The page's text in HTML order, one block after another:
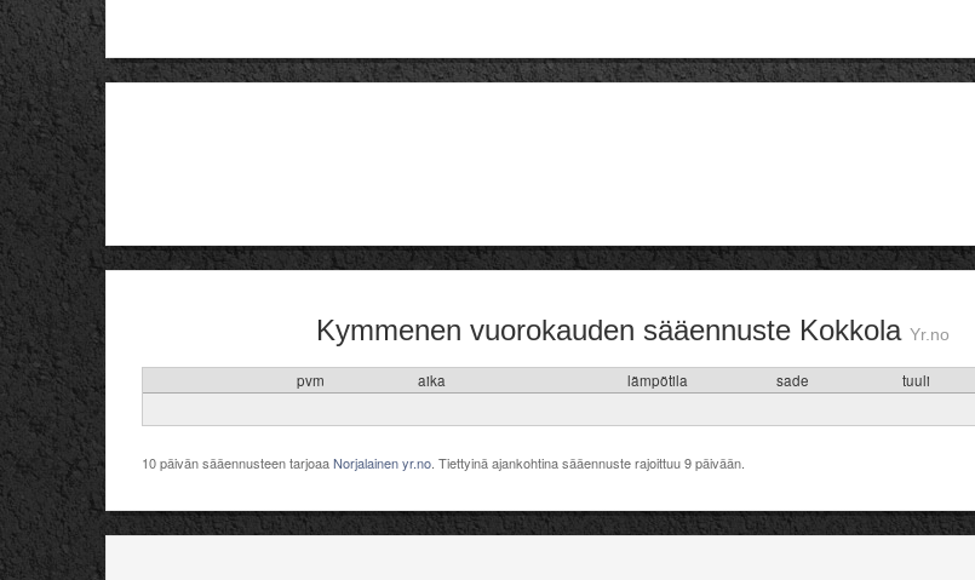
Kymmenen vuorokauden sääennuste Kokkola Yr.no
pvm aika lämpötila sade tuuli
10 päivän sääennusteen tarjoaaNorjalainen yr.no . Tiettyinä ajankohtina sääennuste rajoittuu 9 päivään.